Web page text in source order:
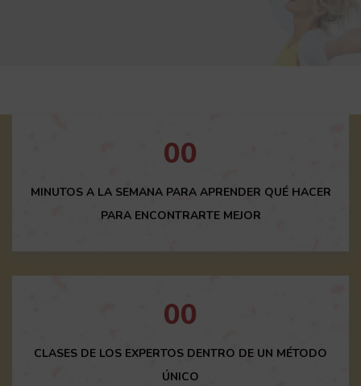
00
MINUTOS A LA SEMANA PARA APRENDER QUÉ HACER
PARA ENCONTRARTE MEJOR
00
CLASES DE LOS EXPERTOS DENTRO DE UN MÉTODO
ÚNICO